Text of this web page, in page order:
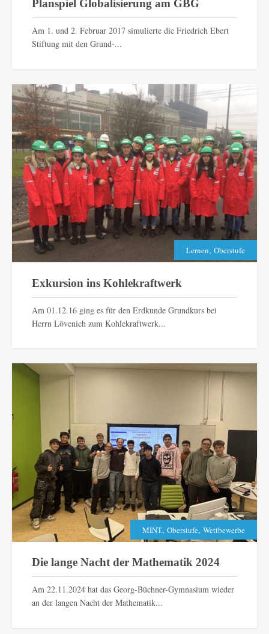
Planspiel Globalisierung am GBG
Am 1. und 2. Februar 2017 simulierte die Friedrich Ebert
Stiftung mit den Grund-...
Lernen, Oberstufe
Exkursion ins Kohlekraftwerk
Am 01.12.16 ging es für den Erdkunde Grundkurs bei
Herrn Lövenich zum Kohlekraftwerk...
MINT, Oberstufe, Wettbewerbe
Die lange Nacht der Mathematik 2024
Am 22.11.2024 hat das Georg-Büchner-Gymnasium wieder
an der langen Nacht der Mathematik...